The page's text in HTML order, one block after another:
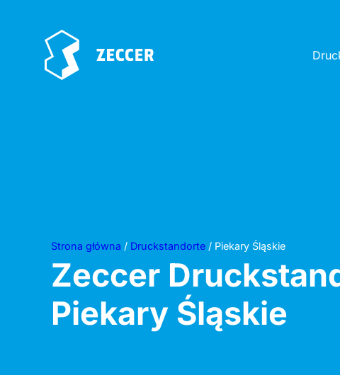
Strona główna / Druckstandorte / Piekary Śląskie
Zeccer
Piekary Śląskie